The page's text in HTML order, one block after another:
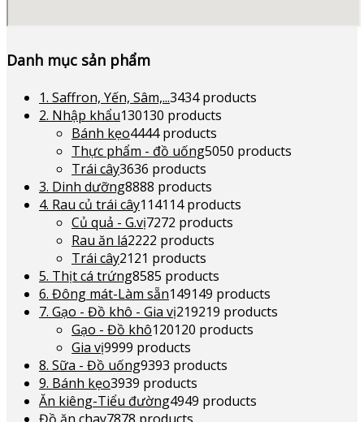
Danh mục sản phẩm
1. Saffron, Yến, Sâm,...3434 products
2. Nhập khẩu130130 products
Bánh kẹo4444 products
Thực phẩm - đồ uống5050 products
Trái cây3636 products
3. Dinh dưỡng8888 products
4. Rau củ trái cây114114 products
Củ quả - G.vị7272 products
Rau ăn lá2222 products
Trái cây2121 products
5. Thịt cá trứng8585 products
6. Đông mát-Làm sẵn149149 products
7. Gạo - Đồ khô - Gia vị219219 products
Gạo - Đồ khô120120 products
Gia vị9999 products
8. Sữa - Đồ uống9393 products
9. Bánh kẹo3939 products
Ăn kiêng-Tiểu đường4949 products